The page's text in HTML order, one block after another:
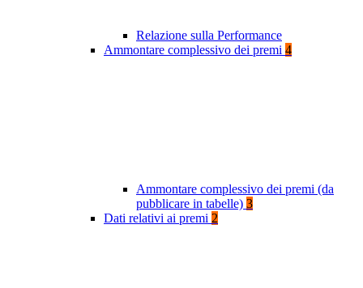
Relazione sulla Performance
Ammontare complessivo dei premi 4
Ammontare complessivo dei premi (da
pubblicare in tabelle) 3
Dati relativi ai premi 2